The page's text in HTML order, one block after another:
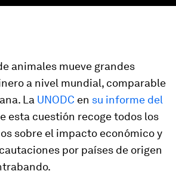
animales mueve grandes
a nivel mundial, comparable
La UNODC en su informe del
esta cuestión recoge todos los
sobre el impacto económico y
por países de origen